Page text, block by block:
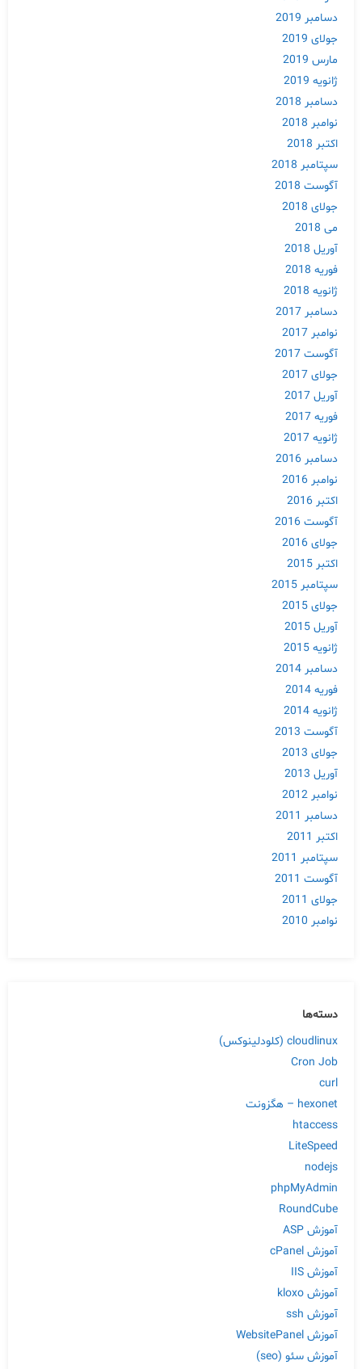
دسامبر 2019
جولای 2019
مارس 2019
ژانویه 2019
دسامبر 2018
نوامبر 2018
اکتبر 2018
سپتامبر 2018
آگوست 2018
جولای 2018
می 2018
آوریل 2018
فوریه 2018
ژانویه 2018
دسامبر 2017
نوامبر 2017
آگوست 2017
جولای 2017
آوریل 2017
فوریه 2017
ژانویه 2017
دسامبر 2016
نوامبر 2016
اکتبر 2016
آگوست 2016
جولای 2016
اکتبر 2015
سپتامبر 2015
جولای 2015
آوریل 2015
ژانویه 2015
دسامبر 2014
فوریه 2014
ژانویه 2014
آگوست 2013
جولای 2013
آوریل 2013
نوامبر 2012
دسامبر 2011
اکتبر 2011
سپتامبر 2011
آگوست 2011
جولای 2011
نوامبر 2010
دسته‌ها
cloudlinux (کلودلینوکس)
Cron Job
curl
hexonet – هگزونت
htaccess
LiteSpeed
nodejs
phpMyAdmin
RoundCube
آموزش ASP
آموزش cPanel
آموزش IIS
آموزش kloxo
آموزش ssh
آموزش WebsitePanel
آموزش سئو (seo)